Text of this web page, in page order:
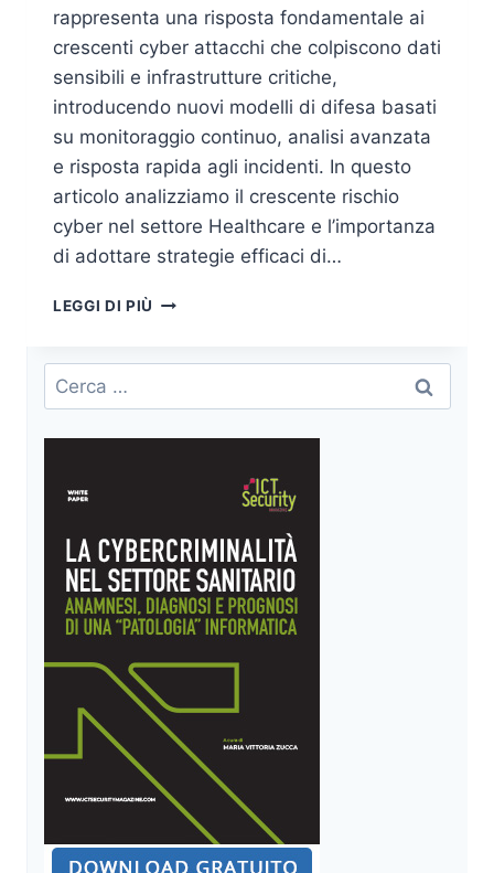
rappresenta una risposta fondamentale ai
crescenti cyber attacchi che colpiscono dati
sensibili e infrastrutture critiche,
introducendo nuovi modelli di difesa basati
su monitoraggio continuo, analisi avanzata
e risposta rapida agli incidenti. In questo
articolo analizziamo il crescente rischio
cyber nel settore Healthcare e l’importanza
di adottare strategie efficaci di…
LEGGI DI PIÙ MDR
CYBER
AMBIENTI
Ricerca
per: